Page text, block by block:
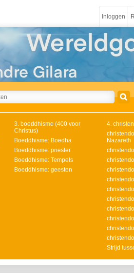
Inloggen
3. boeddhisme (400 voor
Christus)
Boeddhisme: Boedha
Boeddhisme: priester
Boeddhisme: Tempels
Boeddhisme: geesten
4.
Nazareth
Strijd